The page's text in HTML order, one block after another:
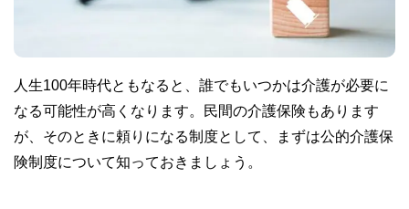
人生100年時代ともなると、誰でもいつかは介護が必要に
なる可能性が高くなります。民間の介護保険もあります
が、そのときに頼りになる制度として、まずは公的介護保
険制度について知っておきましょう。